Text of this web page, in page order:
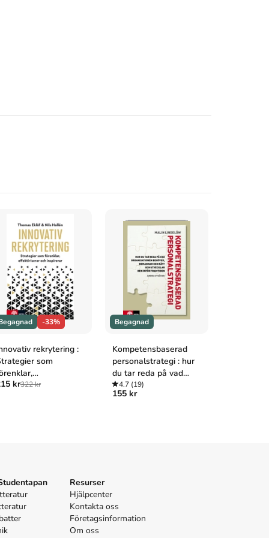
-33%
rekrytering :
som
och
kr322 kr
Begagnad
Kompetensbaserad
personalstrategi : hur
du tar reda på vad
organisationen
behöver, bemannar
4.7 (19)
155 kr
Resurser
Hjälpcenter
Kontakta oss
Företagsinformation
Om oss